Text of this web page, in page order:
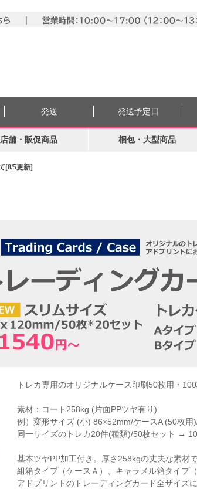
[8/5更新]
発送 発送予定日
店舗・販促商品 梱包・大型商品
トレカ専用のオリジナルケース印刷50枚用・
素材：コート258kg (片面PPツヤ有り)
例）変形サイズ (小) 86×52mm/ケースA (50枚
同一サイズのトレカ20件(種類)/50枚セット →
基本ツヤPP加工付き。厚さ258kgの丈夫な素材
組箱タイプ（ケースＡ）、キャラメル箱タイプ
アドプリントのトレーディングカード全サイズ